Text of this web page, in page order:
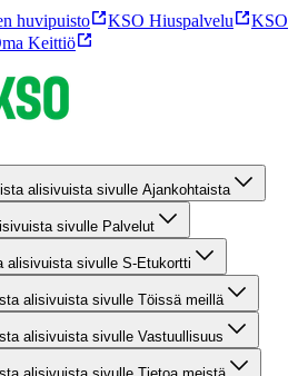
huvipuisto KSO Hiuspalvelu
KSO
Keittiö
alisivuista sivulle Ajankohtaista
sivulle Palvelut
alisivuista sivulle S-Etukortti
alisivuista sivulle Töissä meillä
alisivuista sivulle Vastuullisuus